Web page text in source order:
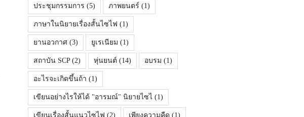
ประชุมกรรมการ (5) ภาพยนตร์ (1)
ภาษาในนิยายเรื่องสั้นไซไฟ (1)
ยานอวกาศ(3) ยูเรเนียม (1)
สถาบัน SCP(2) หุ่นยนต์ (14) อบรม (1)
อะไรจะเกิดขึ้นถ้า (1)
เขียนอย่างไรให้ได้ "อารมณ์" นิยายไซไ(1)
เขียนเรื่องสั้นแนวไซไฟ (2) เพียงความคืด (1)